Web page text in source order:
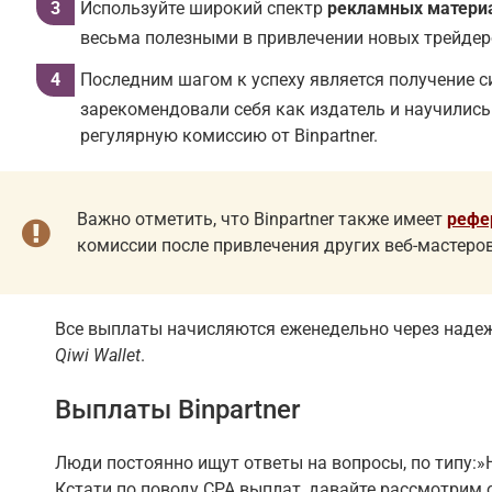
Используйте широкий спектр рекламных
весьма полезными в привлечении новых
Последним шагом к успеху является получение
зарекомендовали себя как издатель и
регулярную комиссию от Binpartner.
Важно отметить, что Binpartner также имеет
комиссии после привлечения других веб-
Все выплаты начисляются еженедельно через
Qiwi Wallet.
Выплаты Binpartner
Люди постоянно ищут ответы на вопросы, по